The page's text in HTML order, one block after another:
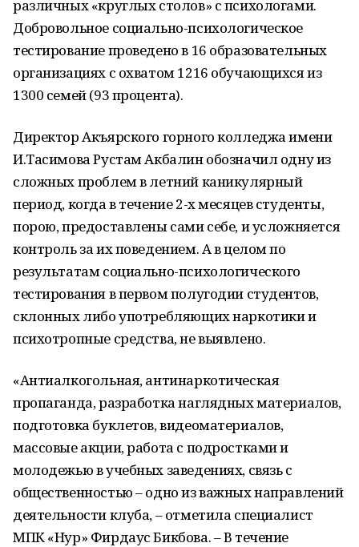
различных «круглых столов» с психологами.
Добровольное социально-психологическое
тестирование проведено в 16 образовательных
организациях с охватом 1216 обучающихся из
1300 семей (93 процента).
Директор Акъярского горного колледжа имени
И.Тасимова Рустам Акбалин обозначил одну из
сложных проблем в летний каникулярный
период, когда в течение 2-х месяцев студенты,
порою, предоставлены сами себе, и усложняется
контроль за их поведением. А в целом по
результатам социально-психологического
тестирования в первом полугодии студентов,
склонных либо употребляющих наркотики и
психотропные средства, не выявлено.
«Антиалкогольная, антинаркотическая
пропаганда, разработка наглядных материалов,
подготовка буклетов, видеоматериалов,
массовые акции, работа с подростками и
молодежью в учебных заведениях, связь с
общественностью – одно из важных направлений
деятельности клуба, – отметила специалист
МПК «Нур» Фирдаус Бикбова. – В течение